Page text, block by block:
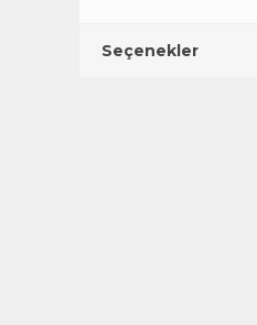
Seçenekler